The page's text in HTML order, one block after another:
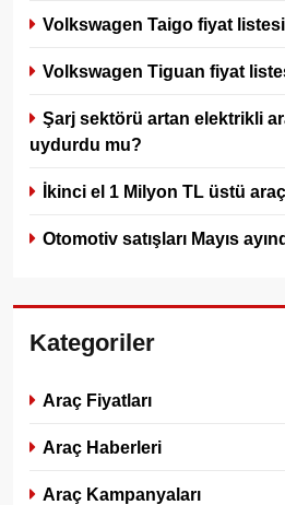
Volkswagen Taigo fiyat
Volkswagen Tiguan fiyat
Şarj sektörü artan elektrikli
uydurdu mu?
İkinci el 1 Milyon TL üstü
Otomotiv satışları Mayıs
Kategoriler
Araç Fiyatları
Araç Haberleri
Araç Kampanyaları